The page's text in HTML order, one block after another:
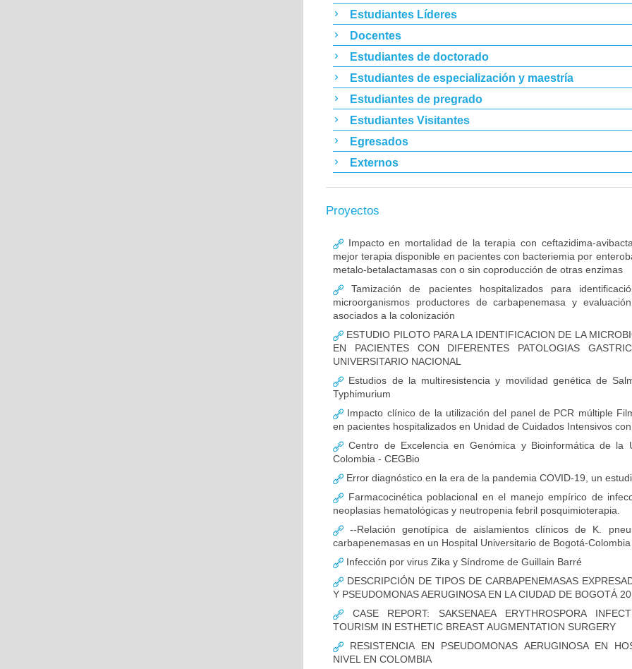
Estudiantes Líderes
Docentes
Estudiantes de doctorado
Estudiantes de especialización y maestría
Estudiantes de pregrado
Estudiantes Visitantes
Egresados
Externos
Proyectos
Impacto en mortalidad de la terapia con ceftazidima-
mejor terapia disponible en pacientes con bacteriemia por
metalo-betalactamasas con o sin coproducción de otras enzimas
Tamización de pacientes hospitalizados para
microorganismos productores de carbapenemasa y
asociados a la colonización
ESTUDIO PILOTO PARA LA IDENTIFICACION DE LA
EN PACIENTES CON DIFERENTES PATOLOGIAS
UNIVERSITARIO NACIONAL
Estudios de la multiresistencia y movilidad genética de
Typhimurium
Impacto clínico de la utilización del panel de PCR múltiple
en pacientes hospitalizados en Unidad de Cuidados Intensivos
Centro de Excelencia en Genómica y Bioinformática de la
Colombia - CEGBio
Error diagnóstico en la era de la pandemia COVID-19, un
Farmacocinética poblacional en el manejo empírico de
neoplasias hematológicas y neutropenia febril posquimioterapia.
--Relación genotípica de aislamientos clínicos de K.
carbapenemasas en un Hospital Universitario de Bogotá-
Infección por virus Zika y Síndrome de Guillain Barré
DESCRIPCIÓN DE TIPOS DE CARBAPENEMASAS
Y PSEUDOMONAS AERUGINOSA EN LA CIUDAD DE BOGOTÁ
CASE REPORT: SAKSENAEA ERYTHROSPORA
TOURISM IN ESTHETIC BREAST AUGMENTATION SURGERY
RESISTENCIA EN PSEUDOMONAS AERUGINOSA EN
NIVEL EN COLOMBIA